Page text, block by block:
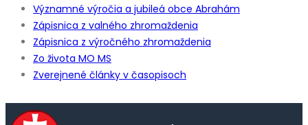
Významné výročia a jubileá obce Abrahám
Zápisnica z valného zhromaždenia
Zápisnica z výročného zhromaždenia
Zo života MO MS
Zverejnené články v časopisoch